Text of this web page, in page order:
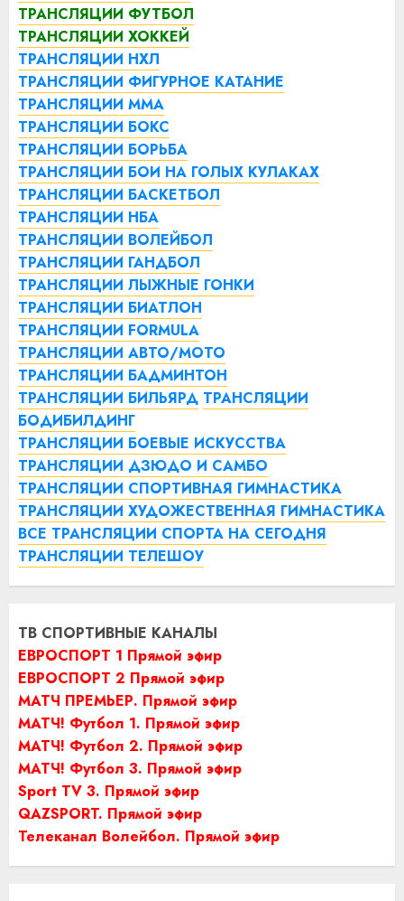
ТРАНСЛЯЦИИ ФУТБОЛ
ТРАНСЛЯЦИИ ХОККЕЙ
ТРАНСЛЯЦИИ НХЛ
ТРАНСЛЯЦИИ ФИГУРНОЕ КАТАНИЕ
ТРАНСЛЯЦИИ ММА
ТРАНСЛЯЦИИ БОКС
ТРАНСЛЯЦИИ БОРЬБА
ТРАНСЛЯЦИИ БОИ НА ГОЛЫХ КУЛАКАХ
ТРАНСЛЯЦИИ БАСКЕТБОЛ
ТРАНСЛЯЦИИ НБА
ТРАНСЛЯЦИИ ВОЛЕЙБОЛ
ТРАНСЛЯЦИИ ГАНДБОЛ
ТРАНСЛЯЦИИ ЛЫЖНЫЕ ГОНКИ
ТРАНСЛЯЦИИ БИАТЛОН
ТРАНСЛЯЦИИ FORMULA
ТРАНСЛЯЦИИ АВТО/МОТО
ТРАНСЛЯЦИИ БАДМИНТОН
ТРАНСЛЯЦИИ БИЛЬЯРД ТРАНСЛЯЦИИ
БОДИБИЛДИНГ
ТРАНСЛЯЦИИ БОЕВЫЕ ИСКУССТВА
ТРАНСЛЯЦИИ ДЗЮДО И САМБО
ТРАНСЛЯЦИИ СПОРТИВНАЯ ГИМНАСТИКА
ТРАНСЛЯЦИИ ХУДОЖЕСТВЕННАЯ ГИМНАСТИКА
ВСЕ ТРАНСЛЯЦИИ СПОРТА НА СЕГОДНЯ
ТРАНСЛЯЦИИ ТЕЛЕШОУ
ТВ СПОРТИВНЫЕ КАНАЛЫ
ЕВРОСПОРТ 1 Прямой эфир
ЕВРОСПОРТ 2 Прямой эфир
МАТЧ ПРЕМЬЕР. Прямой эфир
МАТЧ! Футбол 1. Прямой эфир
МАТЧ! Футбол 2. Прямой эфир
МАТЧ! Футбол 3. Прямой эфир
Sport TV 3. Прямой эфир
QAZSPORT. Прямой эфир
Телеканал Волейбол. Прямой эфир